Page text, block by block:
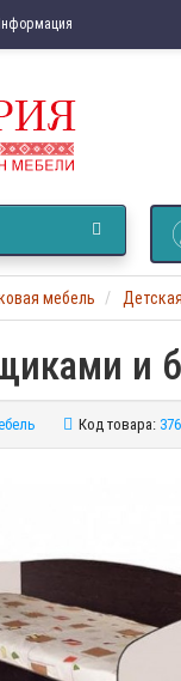
мебель
и
Код товара: